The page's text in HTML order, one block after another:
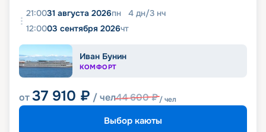
21:0031 августа 2026пн 4 дн/3 нч
12:0003 сентября 2026чт
Иван Бунин
КОМФОРТ
от37 910 ₽ / чел44 600₽/ чел
Выбор каюты